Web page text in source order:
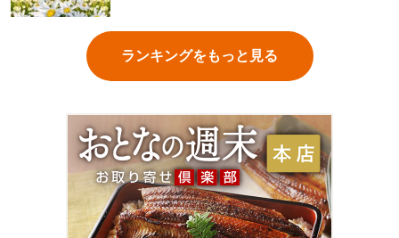
ランキングをもっと見る